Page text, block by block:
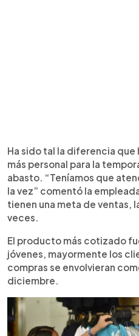
Ha sido tal la diferencia
más personal para la
abasto. “Teníamos que
la vez” comentó la
tienen una meta de ventas,
veces.
El producto más cotizado
jóvenes, mayormente los
compras se envolvieran
diciembre.